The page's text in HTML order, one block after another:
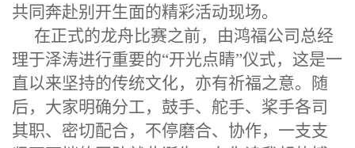
共同奔赴别开生面的精彩活动现场。
在正式的龙舟比赛之前，由鸿福公司总经
理于泽涛进行重要的“开光点睛”仪式， 这是一
直以来坚持的传统文化，亦有祈福之意。
随
后， 大家明确分工，鼓手、舵手、桨手各司
其职、密切配合，不停磨合、协作，一支支